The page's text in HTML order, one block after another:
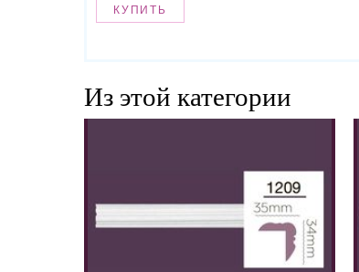
КУПИТЬ
Из этой категории